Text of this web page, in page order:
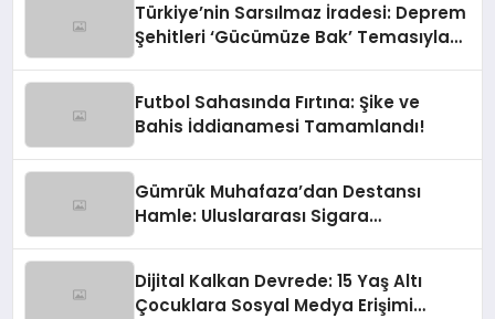
Türkiye’nin Sarsılmaz İradesi: Deprem
Şehitleri ‘Gücümüze Bak’ Temasıyla
Futbol Sahasında Fırtına: Şike ve
Bahis İddianamesi Tamamlandı!
Gümrük Muhafaza’dan Destansı
Hamle: Uluslararası Sigara
Dijital Kalkan Devrede: 15 Yaş Altı
Çocuklara Sosyal Medya Erişimi